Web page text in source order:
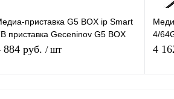
приставка G5 BOX ip Smart
приставка Geceninov G5 BOX
32
884 руб. / шт
4/
4